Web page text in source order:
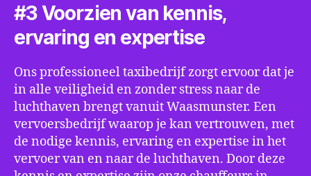
#3 Voorzien van kennis,
ervaring en expertise
Ons professioneel taxibedrijf zorgt ervoor dat je
in alle veiligheid en zonder stress naar de
luchthaven brengt vanuit Waasmunster. Een
vervoersbedrijf waarop je kan vertrouwen, met
de nodige kennis, ervaring en expertise in het
vervoer van en naar de luchthaven. Door deze